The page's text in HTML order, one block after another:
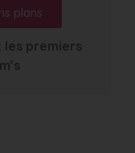
plans
premiers